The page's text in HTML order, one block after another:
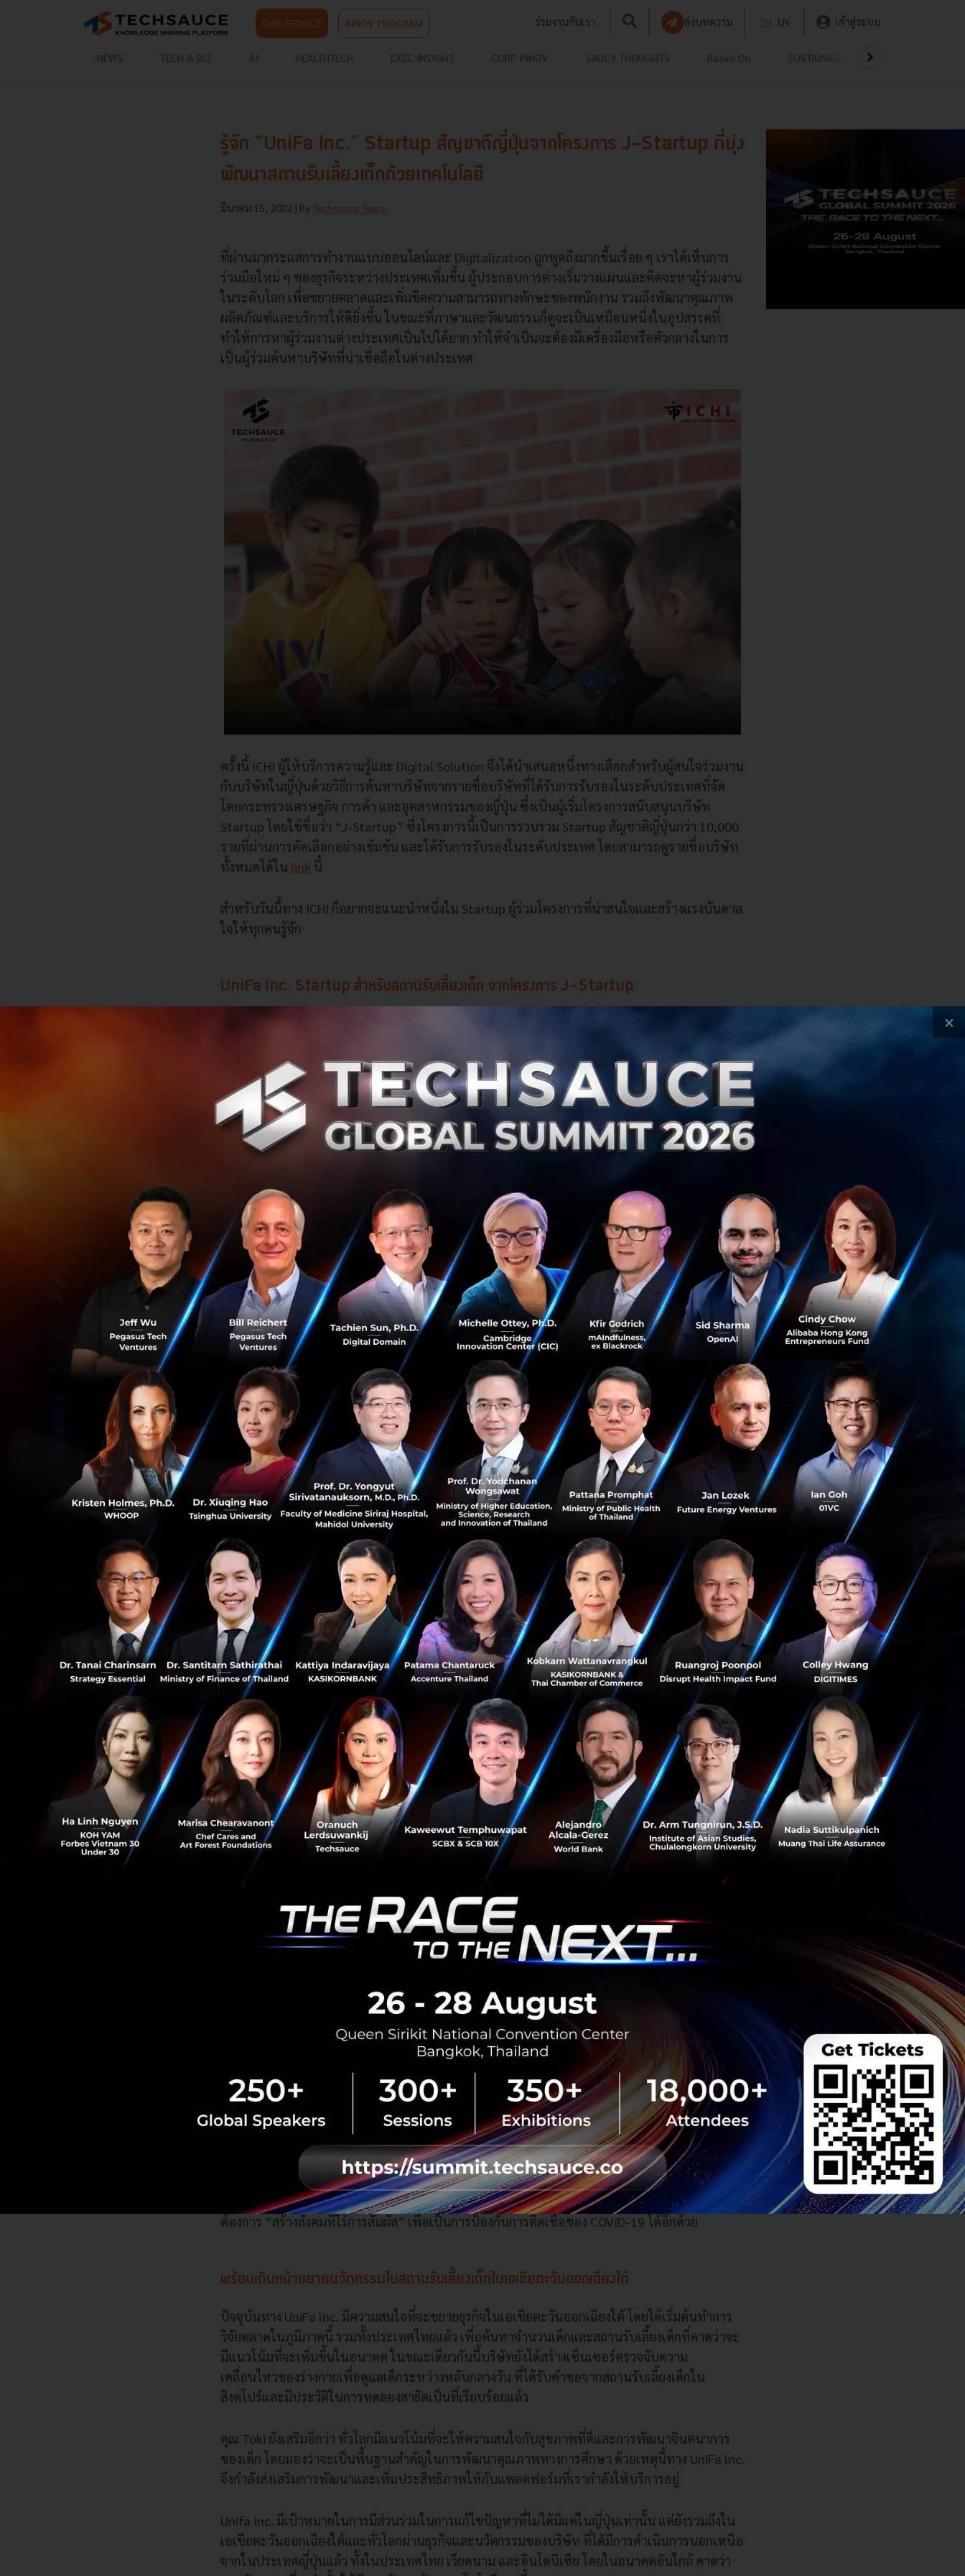
OUR SERVICE INNOV PROGRAM ร่วมงานกับเรา ส่งบทความ TH EN เข้าสู่ระบบ
NEWS TECH & BIZ AI HEALTHTECH EXEC INSIGHT CORP INNOV SAUCY THOUGHTS Based On SUSTAINABLE
0
872
รู้จัก “UniFa lnc.” Startup สัญชาติญี่ปุ่นจากโครงการ J-Startup ที่มุ่ง
พัฒนาสถานรับเลี้ยงเด็กด้วยเทคโนโลยี
มีนาคม 15, 2022 | By Techsauce Team
ที่ผ่านมากระแสการทำงานแบบออนไลน์และ Digitalization ถูกพูดถึงมากขึ้นเรื่อย ๆ เราได้เห็นการ
ร่วมมือใหม่ ๆ ของธุรกิจระหว่างประเทศเพิ่มขึ้น ผู้ประกอบการต่างเริ่มวางแผนและคิดจะหาผู้ร่วมงาน
ในระดับโลก เพื่อขยายตลาดและเพิ่มขีดความสามารถทางทักษะของพนักงาน รวมถึงพัฒนาคุณภาพ
ผลิตภัณฑ์และบริการให้ดียิ่งขึ้น ในขณะที่ภาษาและวัฒนธรรมก็ดูจะเป็นเหมือนหนึ่งในอุปสรรคที่
ทำให้การหาผู้ร่วมงานต่างประเทศเป็นไปได้ยาก ทำให้จำเป็นจะต้องมีเครื่องมือหรือตัวกลางในการ
เป็นผู้ร่วมค้นหาบริษัทที่น่าเชื่อถือในต่างประเทศ
ครั้งนี้ ICHI ผู้ให้บริการความรู้และ Digital Solution จึงได้นำเสนอหนึ่งทางเลือกสำหรับผู้สนใจร่วมงาน
กับบริษัทในญี่ปุ่นด้วยวิธีการค้นหาบริษัทจากรายชื่อบริษัทที่ได้รับการรับรองในระดับประเทศที่จัด
โดยกระทรวงเศรษฐกิจ การค้า และอุตสาหกรรมของญี่ปุ่น ซึ่งเป็นผู้เริ่มโครงการสนับสนุนบริษัท
Startup โดยใช้ชื่อว่า “J-Startup” ซึ่งโครงการนี้เป็นการรวบรวม Startup สัญชาติญี่ปุ่นกว่า 10,000
รายที่ผ่านการคัดเลือกอย่างเข้มข้น และได้รับการรับรองในระดับประเทศ โดยสามารถดูรายชื่อบริษัท
ทั้งหมดได้ใน link นี้
สำหรับวันนี้ทาง ICHI ก็อยากจะแนะนำหนึ่งใน Startup ผู้ร่วมโครงการที่น่าสนใจและสร้างแรงบันดาล
ใจให้ทุกคนรู้จัก
UniFa Inc. Startup สำหรับสถานรับเลี้ยงเด็ก จากโครงการ J-Startup
UniFa Inc. คือ Startup ที่ทำหน้าที่สนับสนุนในด้าน Digital Transformation สำหรับสถานรับเลี้ยง
เด็ก ภายใต้สโลแกน “สร้างโครงสร้างพื้นฐานทางสังคมแบบใหม่ เพื่อสร้างความสุขให้กับครอบครัวทั่ว
โลก” โดย UniFa Inc. ได้รับการประเมินและได้คะแนนที่สูงด้านการดำเนินการ นับตั้งแต่ก่อตั้งในปี
2013 และในปี 2017 จนทำให้บริษัทได้รับรางวัลชนะเลิศจากงาน Startup World Cup ครั้งที่ 1 ซึ่ง
สนับสนุนโดยบริษัท PEGASUS TECH VENTURES ที่มี Startup จำนวนกว่า 10,000 รายจากทั่วทุกมุม
โลกเข้าร่วม และบริษัทนี้ก็ยังเป็นหนึ่งใน Startup ญี่ปุ่นที่ได้รับความสนใจจากทั่วโลกอีกด้วย
ทาง ICHI ได้พูดคุยกับคุณ Toki Yasuyuki CEO ของ UniFa Inc. โดยคุณ Toki Yasuyuki เล่าว่า สถานรับ
เลี้ยงเด็กถือเป็นหนึ่งในธุรกิจที่ทางบริษัทให้ความสำคัญเป็นพิเศษ โดย UniFa Inc. ได้นำเอาเทคโนโลยี
เข้ามาใช้งานในส่วนต่าง ๆ ของสถานรับเลี้ยงเด็ก ไม่ว่าจะเป็นด้านเทคโนโลยี ICT ที่เอามาใช้ในการ
ติดต่อสื่อสารกับผู้ปกครอง การถ่ายภาพภายในสถานที่ และการดูแลเด็ก ๆ ในระหว่างหลับกลางวัน
หรือการใช้แอปพลิเคชันและ IoT เข้ามาช่วยในการดูแลสุขภาพ การใช้เซ็นเซอร์ตรวจจับการ
เคลื่อนไหวของร่างกาย และการใช้เทคโนโลยีการจดจำใบหน้าอีกด้วย ทั้งหมดนี้อยู่ภายใต้แนวคิด
“Smart Nursery Kindergarten Childcare Center Idea”
นอกจากดูแลเด็กแล้ว Unifa Inc. ยังเห็นถึงความสำคัญของผู้ดูแลเด็กด้วยเช่น โดยการประยุกต์ใช้
เทคโนโลยีเพื่อสร้างเวลาที่ผ่อนคลายให้กับจิตใจของผู้ดูแลเด็ก รวมถึงการนำเทคโนโลยีมาใช้เพื่อลด
ภาระงานที่เกี่ยวข้องกับการดูแลเด็กอีกด้วย
จากประสบการณ์ตรงของคุณ Toki ที่เคยมีช่วงที่เขาลาออกจากงานเพื่อเอาเวลามาเลี้ยงลูก เพราะการ
ทำงานนอกบ้านทั้งฝ่ายสามีและภรรยานั้นอาจทำให้การเลี้ยงลูกไม่ค่อยมีประสิทธิภาพ คุณ Toki กล่าว
ว่า “ผมได้ตัดสินใจที่จะมอบความรักที่ได้รับจากครอบครัวของผมให้กับครอบครัวทั่วโลก และ
สนับสนุนครอบครัวทั่วโลกครับ ซึ่งนี่เป็นสาเหตุที่มาของการเริ่มต้นธุรกิจนี้ขึ้น”
แก้ทุกปัญหาอย่างครอบคลุม เพื่อยกระดับสถานรับเลี้ยงเด็ก
ปัจจุบันในประเทศญี่ปุ่น พบปัญหาการขาดแคลนผู้ดูแลเด็กอย่างมาก นอกจากนี้ยังมีผู้ปกครองจำนวน
มากที่มีคำขอให้ผู้ดูแลปรับตารางและช่วยดูแลเด็ก ๆ รวมถึงติดตามกิจกรรมประจำวันของเด็ก ๆ ที่เข้า
มาในสถานรับเลี้ยงเด็กอีกด้วย ซึ่งบริการหลักของ UniFa Inc. ที่ถูกสร้างขึ้นมาเพื่อแก้ไขปัญหาในสถาน
รับเลี้ยงเด็กคือ “LookMee” บริการ ICT ที่ครอบคลุมสถานรับเลี้ยงเด็กในทุกด้าน ประกอบด้วย 3
รายการ 12 ผลิตภัณฑ์ ซึ่งทั้งหมดนี้มีให้ในแบบ All-in-one โดยมีทั้งบริการรูปภาพในสถานดูแลเด็ก
บริการด้านสุขภาพอย่างการบันทึกและสร้างกราฟการตรวจวัดอุณหภูมิร่างกาย บริการ ICT เพื่อการ
สำหรับบริการ LookMee จะช่วยให้ภาระงานของสถานรับเลี้ยงเด็กหลายแห่งลดลง และในบางกรณี
ช่วยทำให้ภาระงานลดลงถึง 120-130 ชั่วโมง ซึ่งคิดเป็น 65% ของชั่วโมงทำงานต่อเดือน เรียกได้
ว่าการใช้บริการนี้จะช่วยสร้างชั่วโมงการทำงานได้เทียบเท่าเหมือนกับได้เจ้าหน้าที่ดูแลเด็กเพิ่มมา
ใหม่หนึ่งคน
ในด้านการสนับสนุน Digital Transformation ในสถานรับเลี้ยงเด็กที่ UniFa lnc. ให้บริการนั้นเป็น
มากกว่าการปรับปรุงประสิทธิภาพการทำงาน คุณ Toki กล่าวว่า “การเข้าใจสถานการณ์ของเด็กผ่านวิธี
ในปัจจุบันและนำดิจิทัลเข้ามาช่วย ไม่เพียงแต่ช่วยเพิ่มเวลาให้กับผู้ดูแลและครูเท่านั้น แต่ยังช่วยฟื้นฟู
จิตใจและยังนำไปสู่การพัฒนาคุณภาพการศึกษาในที่สุด” นอกจากนี้การจัดการข้อมูลต่าง ๆ ด้วย
เทคโนโลยีที่เข้ามาแทนการใช้สมุดบันทึกที่ต้องเขียนด้วยมือและอื่น ๆ ก็มีส่วนในการสนับสนุนความ
ต้องการ “สร้างสังคมที่ไร้การสัมผัส” เพื่อเป็นการป้องกันการติดเชื้อของ COVID-19 ได้อีกด้วย
พร้อมเดินหน้าขยายนวัตกรรมในสถานรับเลี้ยงเด็กในเอเชียตะวันออกเฉียงใต้
ปัจจุบันทาง UniFa lnc. มีความสนใจที่จะขยายธุรกิจในเอเชียตะวันออกเฉียงใต้ โดยได้เริ่มต้นทำการ
วิจัยตลาดในภูมิภาคนี้ รวมทั้งประเทศไทยแล้ว เพื่อค้นหาจำนวนเด็กและสถานรับเลี้ยงเด็กที่คาดว่าจะ
มีแนวโน้มที่จะเพิ่มขึ้นในอนาคต ในขณะเดียวกันนี้บริษัทยังได้สร้างเซ็นเซอร์ตรวจจับความ
เคลื่อนไหวของร่างกายเพื่อดูแลเด็กระหว่างหลับกลางวัน ที่ได้รับคำขอจากสถานรับเลี้ยงเด็กใน
สิงคโปร์และมีประวัติในการทดลองสาธิตเป็นที่เรียบร้อยแล้ว
คุณ Toki ยังเสริมอีกว่า ทั่วโลกมีแนวโน้มที่จะให้ความสนใจกับสุขภาพที่ดีและการพัฒนาจินตนาการ
ของเด็ก โดยมองว่าจะเป็นพื้นฐานสำคัญในการพัฒนาคุณภาพทางการศึกษา ด้วยเหตุนี้ทาง UniFa lnc.
จึงกำลังส่งเสริมการพัฒนาและเพิ่มประสิทธิภาพให้กับแพลตฟอร์มที่เรากำลังให้บริการอยู่
Unifa Inc. มีเป้าหมายในการมีส่วนร่วมในการแก้ไขปัญหาที่ไม่ได้มีแค่ในญี่ปุ่นเท่านั้น แต่ยังรวมถึงใน
เอเชียตะวันออกเฉียงใต้และทั่วโลกผ่านธุรกิจและนวัตกรรมของบริษัท ที่ได้มีการดำเนินการนอกเหนือ
จากในประเทศญี่ปุ่นแล้ว ทั้งในประเทศไทย เวียดนาม และอินโดนีเซีย โดยในอนาคตอันใกล้ คาดว่า
×